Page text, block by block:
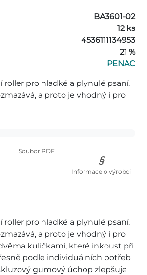
BA3601-02
12 ks
4536111134953
21 %
PENAC
roller pro hladké a plynulé psaní.
a proto je vhodný i pro
Soubor PDF
Informace o výrobci
roller pro hladké a plynulé psaní.
a proto je vhodný i pro
kuličkami, které inkoust při
podle individuálních potřeb
gumový úchop zlepšuje